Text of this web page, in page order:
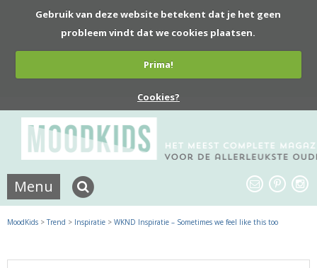
Gebruik van deze website betekent dat je het geen
probleem vindt dat we cookies plaatsen.
Prima!
Cookies?
Menu
MoodKids >Trend > Inspiratie > WKND Inspiratie – Sometimes we feel like this too